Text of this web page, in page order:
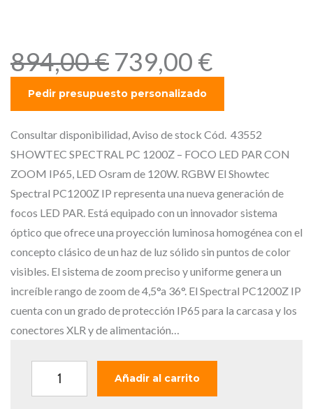
894,00€ E
l
p
r
e
c
i
o
o
r
i
g
i
n
a
l
e
r
739,00 €E
l
r
e
c
i
o
a
c
t
u
a
l
s
7
Consultar disponibilidad, Aviso de stock Cód. 43552
SHOWTEC SPECTRAL PC 1200Z – FOCO LED PAR CON
ZOOM IP65, LED Osram de 120W. RGBW El Showtec
Spectral PC1200Z IP representa una nueva generación de
focos LED PAR. Está equipado con un innovador sistema
óptico que ofrece una proyección luminosa homogénea con el
concepto clásico de un haz de luz sólido sin puntos de color
visibles. El sistema de zoom preciso y uniforme genera un
increíble rango de zoom de 4,5°a 36°. El Spectral PC1200Z IP
cuenta con un grado de protección IP65 para la carcasa y los
conectores XLR y de alimentación…
Añadir al carrito